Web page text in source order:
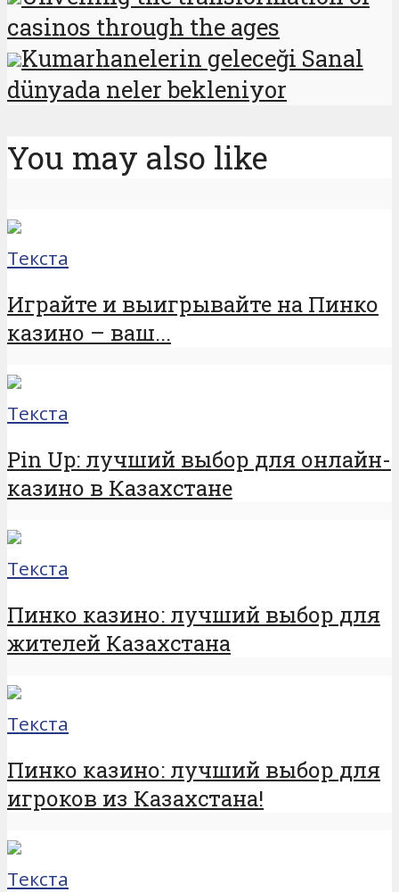
casinos through the ages
Kumarhanelerin geleceği Sanal
dünyada neler bekleniyor
You may also like
Текста
Играйте и выигрывайте на Пинко
казино – ваш...
Текста
Pin Up: лучший выбор для онлайн-
казино в Казахстане
Текста
Пинко казино: лучший выбор для
жителей Казахстана
Текста
Пинко казино: лучший выбор для
игроков из Казахстана!
Текста